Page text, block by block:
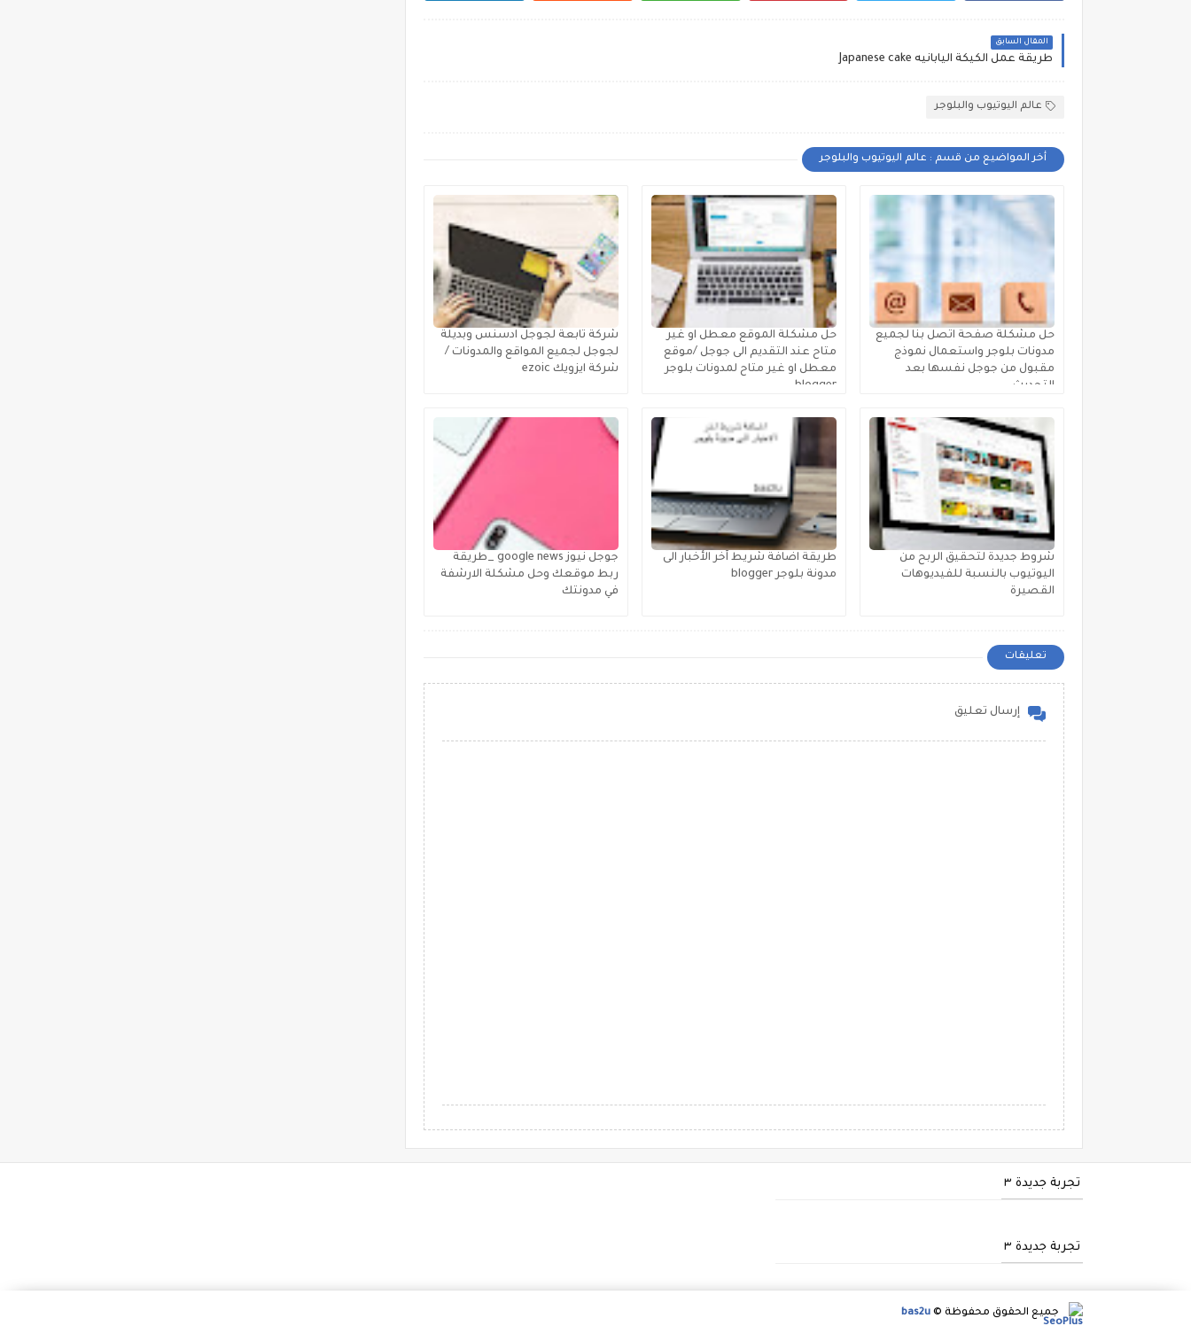
المقال السابق
طريقة عمل الكيكة اليابانيه Japanese cake
عالم اليوتيوب والبلوجر
أخر المواضيع من قسم : عالم اليوتيوب والبلوجر
حل مشكلة صفحة اتصل بنا لجميع
مدونات بلوجر واستعمال نموذج
مقبول من جوجل نفسها بعد
التحديث
حل مشكلة الموقع معطل او غير
متاح عند التقديم الى جوجل /موقع
معطل او غير متاح لمدونات بلوجر
blogger
شركة تابعة لجوجل ادسنس وبديلة
لجوجل لجميع المواقع والمدونات /
شركة ايزويك ezoic
شروط جديدة لتحقيق الربح من
اليوتيوب بالنسبة للفيديوهات
القصيرة
طريقة اضافة شريط آخر الأخبار الى
مدونة بلوجر blogger
جوجل نيوز google news _طريقة
ربط موقعك وحل مشكلة الارشفة
في مدونتك
تعليقات
إرسال تعليق
تجربة جديدة ٣
تجربة جديدة ٣
جميع الحقوق محفوظة © bas2u